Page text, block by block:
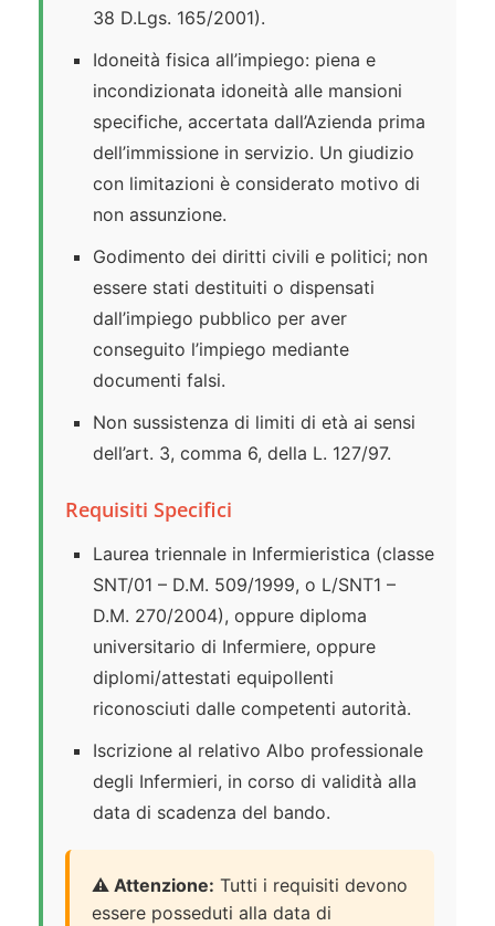
38 D.Lgs. 165/2001).
Idoneità fisica all’impiego: piena e
incondizionata idoneità alle mansioni
specifiche, accertata dall’Azienda prima
dell’immissione in servizio. Un giudizio
con limitazioni è considerato motivo di
non assunzione.
Godimento dei diritti civili e politici; non
essere stati destituiti o dispensati
dall’impiego pubblico per aver
conseguito l’impiego mediante
documenti falsi.
Non sussistenza di limiti di età ai sensi
dell’art. 3, comma 6, della L. 127/97.
Requisiti Specifici
Laurea triennale in Infermieristica (classe
SNT/01 – D.M. 509/1999, o L/SNT1 –
D.M. 270/2004), oppure diploma
universitario di Infermiere, oppure
diplomi/attestati equipollenti
riconosciuti dalle competenti autorità.
Iscrizione al relativo Albo professionale
degli Infermieri, in corso di validità alla
data di scadenza del bando.
⚠️ Attenzione: Tutti i requisiti devono
essere posseduti alla data di